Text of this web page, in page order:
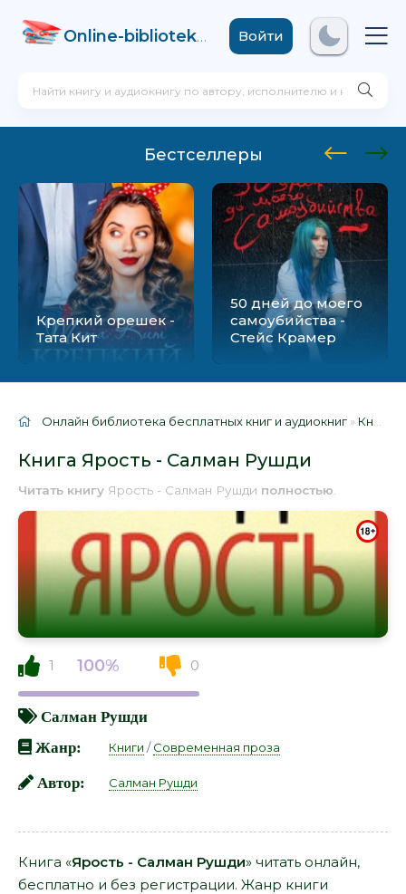
Online-biblioteka .comВойти
Бестселлеры
Крепкий орешек -
Тата Кит
50 дней до моего
самоубийства -
Стейс Крамер
Онлайн библиотека бесплатных книг и аудиокниг » Книги
Книга Ярость - Салман Рушди
Читать книгу Ярость - Салман Рушди полностью
1 100% 0
Салман Рушди
Жанр:
Книги /Современная проза
Автор: Салман Рушди
Книга «Ярость - Салман Рушди» читать онлайн,
бесплатно и без регистрации. Жанр книги